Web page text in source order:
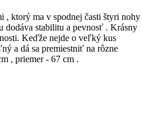
, ktorý ma v spodnej časti štyri nohy
dodáva stabilitu a pevnosť . Krásny
Keďže nejde o veľký kus
a dá sa premiestniť na rôzne
, priemer - 67 cm .